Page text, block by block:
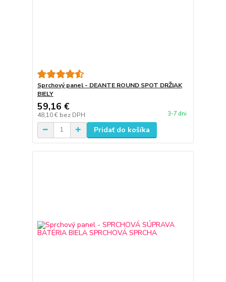
Sprchový panel - DEANTE ROUND SPOT DRŽIAK
BIELY
59,16 €
48,10 € bez DPH 3-7 dni
Pridať do košíka